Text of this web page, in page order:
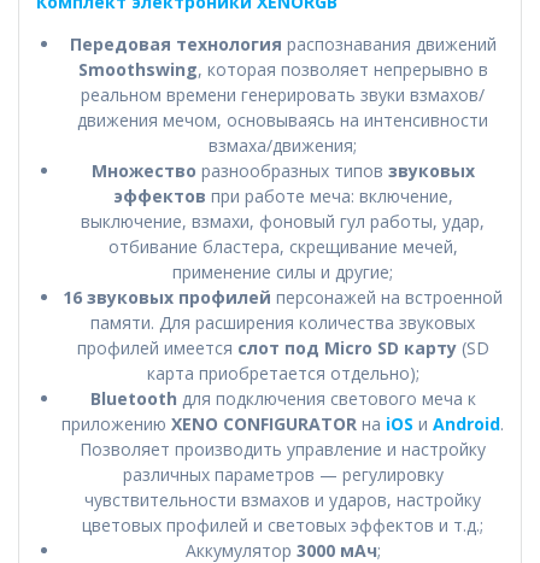
Передовая технология распознавания движений
Smoothswing, которая позволяет непрерывно в
реальном времени генерировать звуки взмахов/
движения мечом, основываясь на интенсивности
взмаха/движения;
Множество разнообразных типов звуковых
эффектов при работе меча: включение,
выключение, взмахи, фоновый гул работы, удар,
отбивание бластера, скрещивание мечей,
применение силы и другие;
16 звуковых профилей персонажей на встроенной
памяти. Для расширения количества звуковых
профилей имеется слот под Micro SD карту(SD
карта приобретается отдельно);
Bluetooth для подключения светового меча к
приложению XENO CONFIGURATOR на iOS и Android.
Позволяет производить управление и настройку
различных параметров — регулировку
чувствительности взмахов и ударов, настройку
цветовых профилей и световых эффектов и т.д.;
Аккумулятор 3000 мАч;